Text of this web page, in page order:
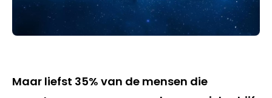
Maar liefst 35% van de mensen die